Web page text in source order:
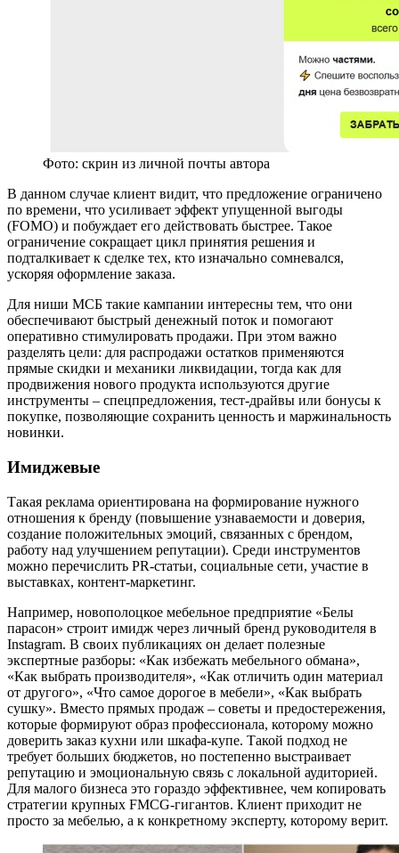
Фото: скрин из личной почты автора
В данном случае клиент видит, что предложение ограничено
по времени, что усиливает эффект упущенной выгоды
(FOMO) и побуждает его действовать быстрее. Такое
ограничение сокращает цикл принятия решения и
подталкивает к сделке тех, кто изначально сомневался,
ускоряя оформление заказа.
Для ниши МСБ такие кампании интересны тем, что они
обеспечивают быстрый денежный поток и помогают
оперативно стимулировать продажи. При этом важно
разделять цели: для распродажи остатков применяются
прямые скидки и механики ликвидации, тогда как для
продвижения нового продукта используются другие
инструменты – спецпредложения, тест-драйвы или бонусы к
покупке, позволяющие сохранить ценность и маржинальность
новинки.
Имиджевые
Такая реклама ориентирована на формирование нужного
отношения к бренду (повышение узнаваемости и доверия,
создание положительных эмоций, связанных с брендом,
работу над улучшением репутации). Среди инструментов
можно перечислить PR‑статьи, социальные сети, участие в
выставках, контент‑маркетинг.
Например, новополоцкое мебельное предприятие «Белы
парасон» строит имидж через личный бренд руководителя в
Instagram. В своих публикациях он делает полезные
экспертные разборы: «Как избежать мебельного обмана»,
«Как выбрать производителя», «Как отличить один материал
от другого», «Что самое дорогое в мебели», «Как выбрать
сушку». Вместо прямых продаж – советы и предостережения,
которые формируют образ профессионала, которому можно
доверить заказ кухни или шкафа-купе. Такой подход не
требует больших бюджетов, но постепенно выстраивает
репутацию и эмоциональную связь с локальной аудиторией.
Для малого бизнеса это гораздо эффективнее, чем копировать
стратегии крупных FMCG-гигантов. Клиент приходит не
просто за мебелью, а к конкретному эксперту, которому верит.